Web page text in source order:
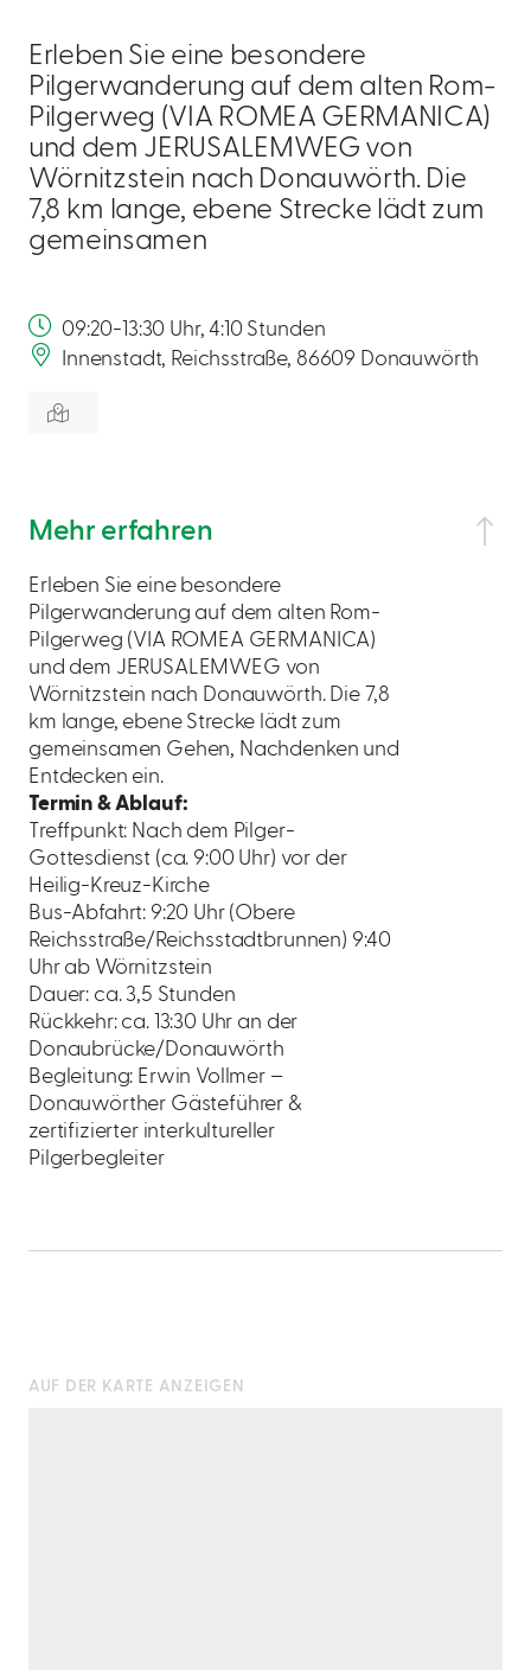
Erleben Sie eine besondere
Pilgerwanderung auf dem alten Rom-
Pilgerweg (VIA ROMEA GERMANICA)
und dem JERUSALEMWEG von
Wörnitzstein nach Donauwörth. Die
7,8 km lange, ebene Strecke lädt zum
gemeinsamen
09:20-13:30 Uhr, 4:10 Stunden
Innenstadt, Reichsstraße, 86609 Donauwörth
Mehr erfahren
Erleben Sie eine besondere
Pilgerwanderung auf dem alten Rom-
Pilgerweg (VIA ROMEA GERMANICA)
und dem JERUSALEMWEG von
Wörnitzstein nach Donauwörth. Die 7,8
km lange, ebene Strecke lädt zum
gemeinsamen Gehen, Nachdenken und
Entdecken ein.
Termin & Ablauf:
Treffpunkt: Nach dem Pilger-
Gottesdienst (ca. 9:00 Uhr) vor der
Heilig-Kreuz-Kirche
Bus-Abfahrt: 9:20 Uhr (Obere
Reichsstraße/Reichsstadtbrunnen) 9:40
Uhr ab Wörnitzstein
Dauer: ca. 3,5 Stunden
Rückkehr: ca. 13:30 Uhr an der
Donaubrücke/Donauwörth
Begleitung: Erwin Vollmer –
Donauwörther Gästeführer &
zertifizierter interkultureller
Pilgerbegleiter
AUF DER KARTE ANZEIGEN